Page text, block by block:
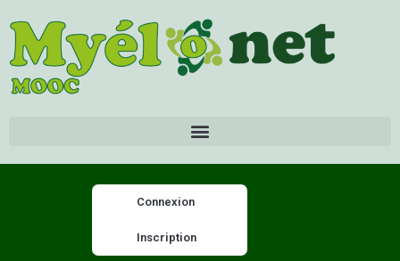
Connexion
Inscription